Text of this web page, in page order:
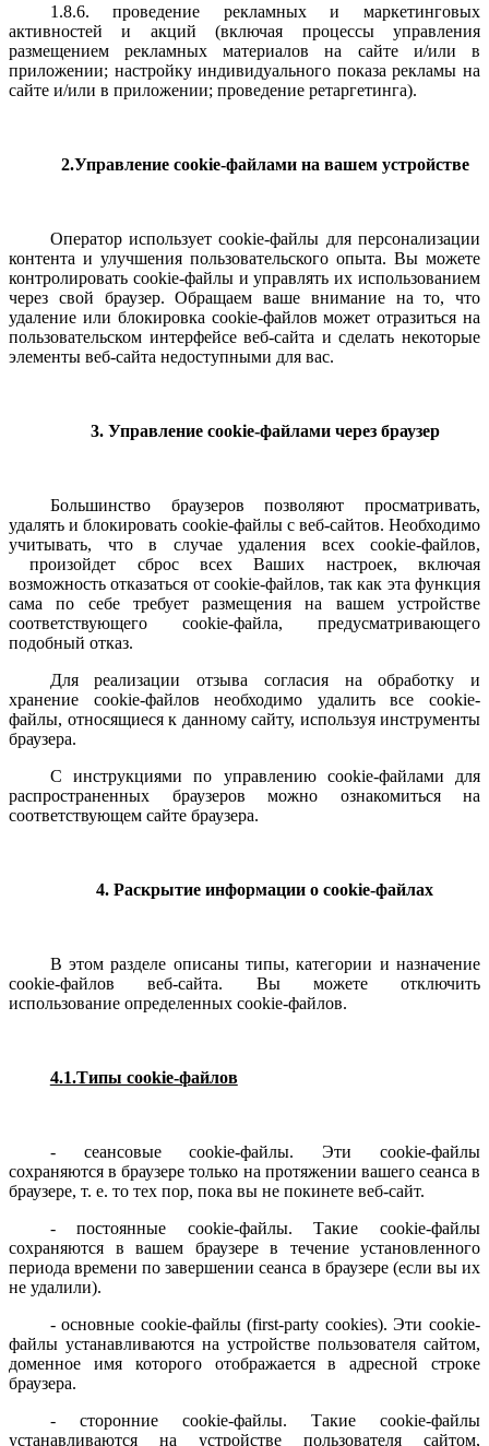
1.8.6. проведение рекламных и маркетинговых
активностей и акций (включая процессы управления
размещением рекламных материалов на сайте и/или в
приложении; настройку индивидуального показа рекламы на
сайте и/или в приложении; проведение ретаргетинга).
2.Управление cookie-файлами на вашем устройстве
Оператор использует cookie-файлы для персонализации
контента и улучшения пользовательского опыта. Вы можете
контролировать cookie-файлы и управлять их использованием
через свой браузер. Обращаем ваше внимание на то, что
удаление или блокировка cookie-файлов может отразиться на
пользовательском интерфейсе веб-сайта и сделать некоторые
элементы веб-сайта недоступными для вас.
3. Управление cookie-файлами через браузер
Большинство браузеров позволяют просматривать,
удалять и блокировать cookie-файлы c веб-сайтов. Необходимо
учитывать, что в случае удаления всех cookie-файлов,
произойдет сброс всех Ваших настроек, включая
возможность отказаться от cookie-файлов, так как эта функция
сама по себе требует размещения на вашем устройстве
соответствующего cookie-файла, предусматривающего
подобный отказ.
Для реализации отзыва согласия на обработку и
хранение cookie-файлов необходимо удалить все cookie-
файлы, относящиеся к данному сайту, используя инструменты
браузера.
С инструкциями по управлению cookie-файлами для
распространенных браузеров можно ознакомиться на
соответствующем сайте браузера.
4. Раскрытие информации о cookie-файлах
В этом разделе описаны типы, категории и назначение
cookie-файлов веб-сайта. Вы можете отключить
использование определенных cookie-файлов.
4.1.Типы cookie-файлов
- сеансовые cookie-файлы. Эти cookie-файлы
сохраняются в браузере только на протяжении вашего сеанса в
браузере, т. е. то тех пор, пока вы не покинете веб-сайт.
- постоянные cookie-файлы. Такие cookie-файлы
сохраняются в вашем браузере в течение установленного
периода времени по завершении сеанса в браузере (если вы их
не удалили).
-основные cookie-файлы(first-party cookies).Эти cookie-
файлы устанавливаются на устройстве пользователя сайтом,
доменное имя которого отображается в адресной строке
браузера.
- сторонние cookie-файлы. Такие cookie-файлы
устанавливаются на устройстве пользователя сайтом,